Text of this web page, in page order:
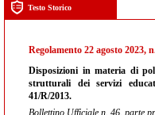
Testo Storico
Regolamento 22 agosto 2023,
Disposizioni in materia di
strutturali dei servizi
41/R/2013.
Bollettino Ufficiale n. 46, parte